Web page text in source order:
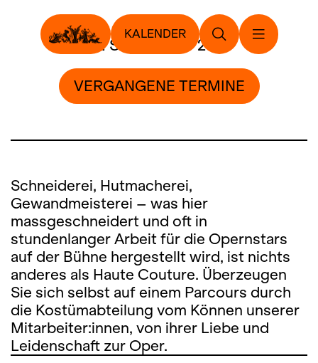
KALENDER
16. September 2023
VERGANGENE TERMINE
Schneiderei, Hutmacherei,
Gewandmeisterei – was hier
massgeschneidert und oft in
stundenlanger Arbeit für die Opernstars
auf der Bühne hergestellt wird, ist nichts
anderes als Haute Couture. Überzeugen
Sie sich selbst auf einem Parcours durch
die Kostümabteilung vom Können unserer
Mitarbeiter:innen, von ihrer Liebe und
Leidenschaft zur Oper.